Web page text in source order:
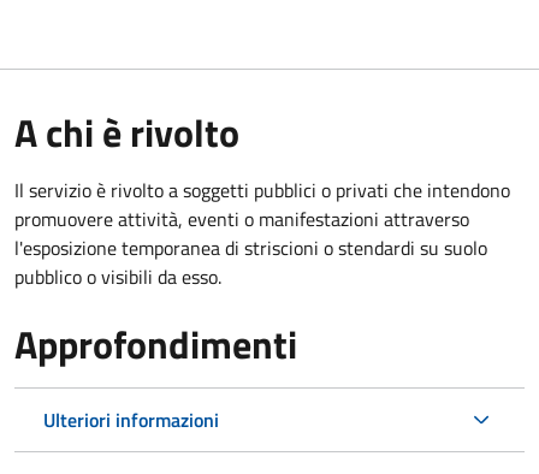
A chi è rivolto
Il servizio è rivolto a soggetti pubblici o privati che intendono
promuovere attività, eventi o manifestazioni attraverso
l'esposizione temporanea di striscioni o stendardi su suolo
pubblico o visibili da esso.
Approfondimenti
Ulteriori informazioni